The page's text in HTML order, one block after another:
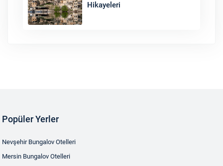
Hikayeleri
Popüler Yerler
Nevşehir Bungalov Otelleri
Mersin Bungalov Otelleri